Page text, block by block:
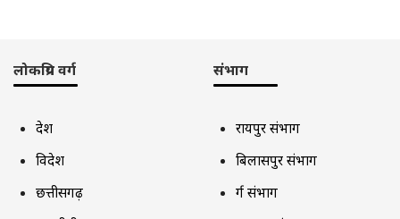
लोकप्रिय वर्ग
देश
विदेश
छत्तीसगढ़
संभाग
रायपुर संभाग
बिलासपुर संभाग
दुर्ग संभाग